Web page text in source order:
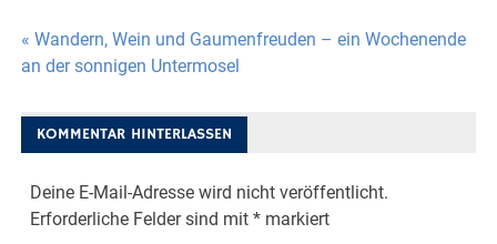
Beitragsnavigation
« Wandern, Wein und Gaumenfreuden – ein Wochenende
an der sonnigen Untermosel
KOMMENTAR HINTERLASSEN
Deine E-Mail-Adresse wird nicht veröffentlicht.
Erforderliche Felder sind mit* markiert